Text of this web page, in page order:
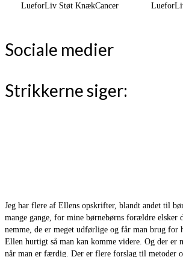
LueforLiv Støt KnækCancer
Sociale medier
Strikkerne siger:
Jeg har flere af Ellens opskrifter, blandt andet til
mange gange, for mine børnebørns forældre elsker
nemme, de er meget udførlige og får man brug for
Ellen hurtigt så man kan komme videre. Og der er
når man er færdig. Der er flere forslag til metoder